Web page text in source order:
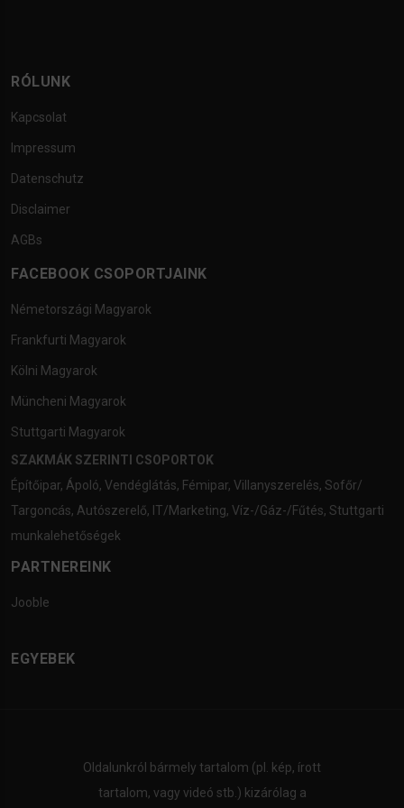
RÓLUNK
Kapcsolat
Impressum
Datenschutz
Disclaimer
AGBs
FACEBOOK CSOPORTJAINK
Németországi Magyarok
Frankfurti Magyarok
Kölni Magyarok
Müncheni Magyarok
Stuttgarti Magyarok
SZAKMÁK SZERINTI CSOPORTOK
Építőipar, Ápoló, Vendéglátás, Fémipar, Villanyszerelés, Sofőr/
Targoncás, Autószerelő, IT/Marketing, Víz-/Gáz-/Fűtés, Stuttgarti
munkalehetőségek
PARTNEREINK
Jooble
EGYEBEK
Oldalunkról bármely tartalom (pl. kép, írott
tartalom, vagy videó stb.) kizárólag a